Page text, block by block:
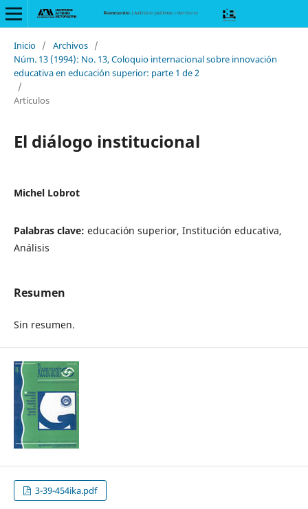
Inicio / Archivos /
Núm. 13 (1994): No. 13, Coloquio internacional sobre innovación
educativa en educación superior: parte 1 de 2
/
Artículos
El diálogo institucional
Michel Lobrot
Palabras clave: educación superior, Institución educativa,
Análisis
Resumen
Sin resumen.
3-39-454ika.pdf